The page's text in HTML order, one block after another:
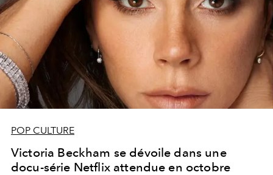
POP CULTURE
Victoria Beckham se dévoile dans une
docu-série Netflix attendue en octobre